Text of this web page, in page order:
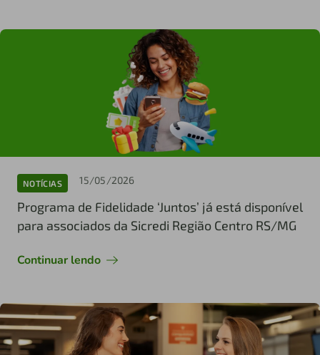
NOTÍCIAS 15/05/2026
Programa de Fidelidade ‘Juntos’ já está disponível
para associados da Sicredi Região Centro RS/MG
Continuar lendo